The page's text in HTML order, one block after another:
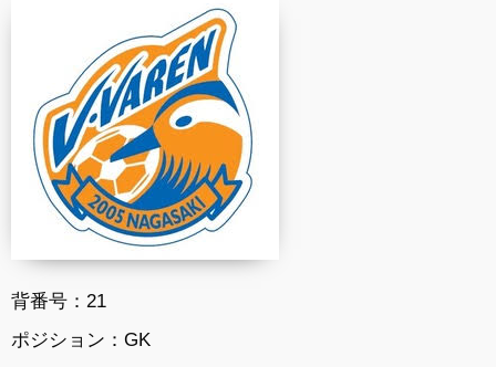
背番号：21
ポジション：GK